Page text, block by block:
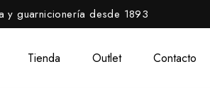
y guarnicionería desde 1893
Tienda Outlet Contacto